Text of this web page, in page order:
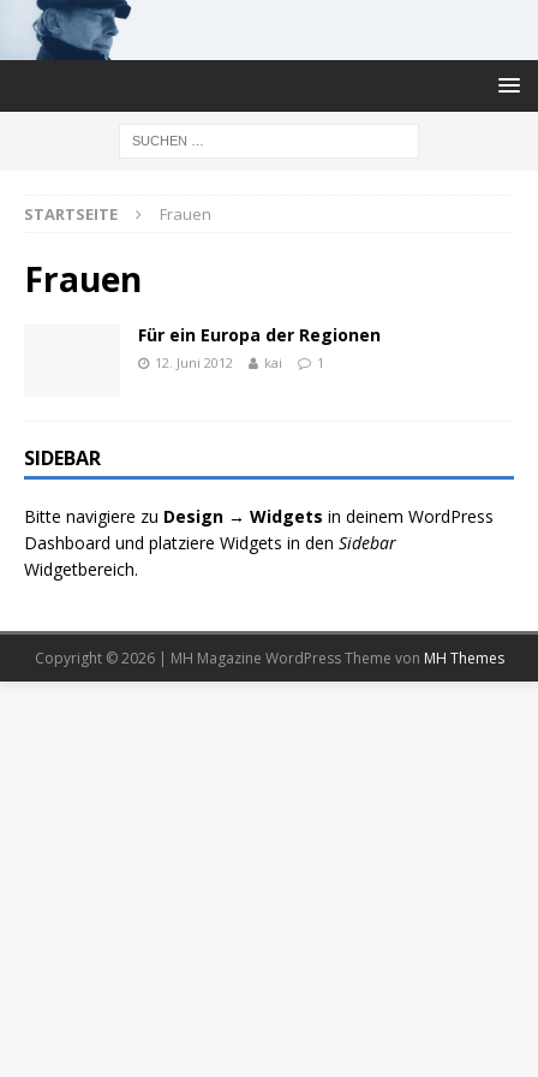
STARTSEITE Frauen
Frauen
Für ein Europa der Regionen
12. Juni 2012 kai 1
SIDEBAR
Bitte navigiere zu Design → Widgets in deinem WordPress
Dashboard und platziere Widgets in den Sidebar
Widgetbereich.
Copyright © 2026 | MH Magazine WordPress Theme von MH Themes